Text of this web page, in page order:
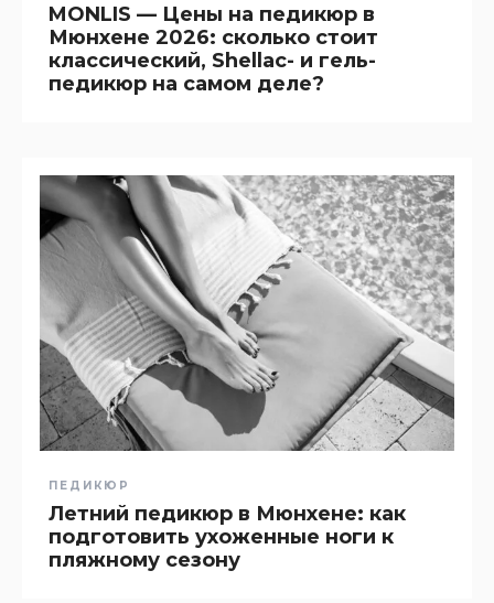
MONLIS — Цены на педикюр в
Мюнхене 2026: сколько стоит
классический, Shellac- и гель-
педикюр на самом деле?
ПЕДИКЮР
Летний педикюр в Мюнхене: как
подготовить ухоженные ноги к
пляжному сезону